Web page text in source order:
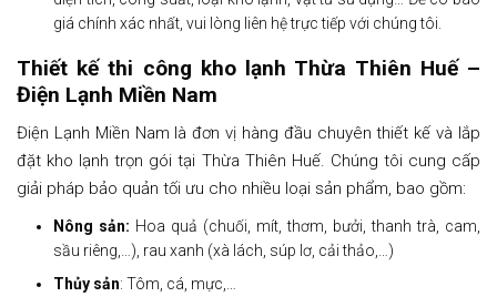
giá chính xác nhất, vui lòng liên hệ trực tiếp với chúng tôi.
Thiết kế thi công kho lạnh Thừa Thiên Huế –
Điện Lạnh Miền Nam
Điện Lạnh Miền Nam là đơn vị hàng đầu chuyên thiết kế và lắp
đặt kho lạnh trọn gói tại Thừa Thiên Huế. Chúng tôi cung cấp
giải pháp bảo quản tối ưu cho nhiều loại sản phẩm, bao gồm:
Nông sản: Hoa quả (chuối, mít, thơm, bưởi, thanh trà, cam,
sầu riêng,…), rau xanh (xà lách, súp lơ, cải thảo,…)
Thủy sản: Tôm, cá, mực,…